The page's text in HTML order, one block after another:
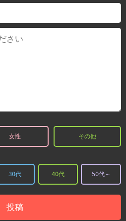
女性 その他
30代 40代 50代～
投稿